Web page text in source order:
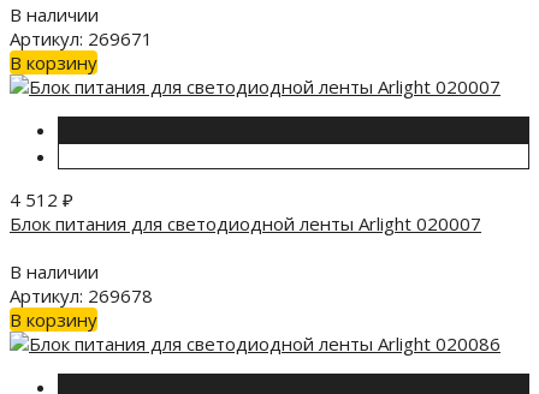
В наличии
Артикул: 269671
В корзину
4 512 ₽
Блок питания для светодиодной ленты Arlight 020007
В наличии
Артикул: 269678
В корзину